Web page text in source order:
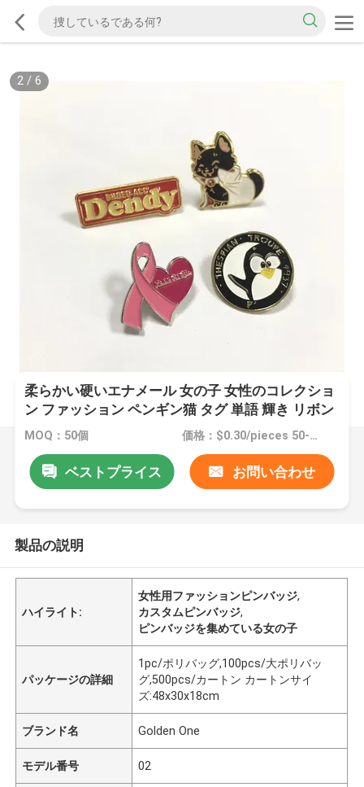
2/ 6
柔らかい硬いエナメール 女の子 女性のコレクショ
ン ファッション ペンギン猫 タグ 単語 輝き リボン
恋愛 心 ピン パーソナル ピン バッジ
MOQ：50個 価格：$0.30/pieces 50-99 pieces
ベストプライス お問い合わせ
製品の説明
ハイライト:
女性用ファッションピンバッジ,
カスタムピンバッジ,
ピンバッジを集めている女の子
パッケージの詳細
1pc/ポリバッグ,100pcs/大ポリバッ
グ,500pcs/カートン カートンサイ
ズ:48x30x18cm
ブランド名 Golden One
モデル番号 02